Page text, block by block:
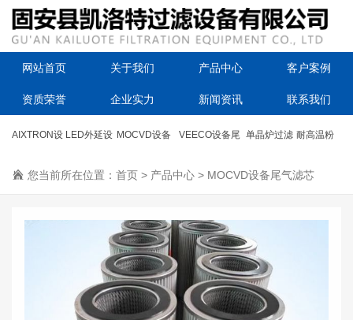
网站首页 关于我们 产品中心 客户案例
资质荣誉 企业实力 新闻资讯 联系我们
AIXTRON设
备滤芯
LED外延设
备滤芯
MOCVD设备
尾气滤芯
VEECO设备尾
气过滤器
单晶炉过滤
器滤芯
耐高温粉
尘滤筒
您当前所在位置： 首页 > 产品中心 > MOCVD设备尾气滤芯